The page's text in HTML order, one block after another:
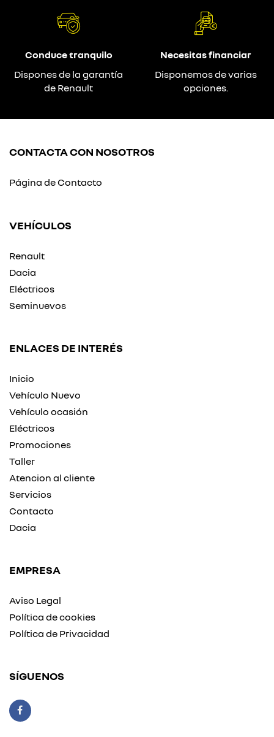
Conduce tranquilo
Dispones de la garantía
de Renault
Necesitas financiar
Disponemos de varias
opciones.
CONTACTA CON NOSOTROS
Página de Contacto
VEHÍCULOS
Renault
Dacia
Eléctricos
Seminuevos
ENLACES DE INTERÉS
Inicio
Vehículo Nuevo
Vehículo ocasión
Eléctricos
Promociones
Taller
Atencion al cliente
Servicios
Contacto
Dacia
EMPRESA
Aviso Legal
Política de cookies
Política de Privacidad
SÍGUENOS